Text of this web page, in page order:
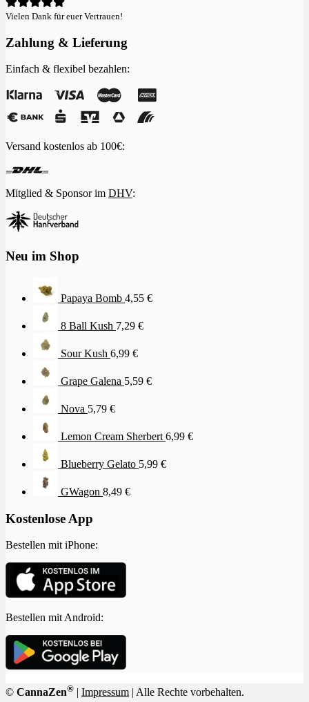
Vielen Dank für euer Vertrauen!
Zahlung & Lieferung
Einfach & flexibel bezahlen:
Versand kostenlos ab 100€:
Mitglied & Sponsor im DHV:
Neu im Shop
Papaya Bomb 4,55 €
8 Ball Kush 7,29 €
Sour Kush 6,99 €
Grape Galena 5,59 €
Nova 5,79 €
Lemon Cream Sherbert 6,99 €
Blueberry Gelato 5,99 €
GWagon 8,49 €
Kostenlose App
Bestellen mit iPhone:
Bestellen mit Android:
© CannaZen® | Impressum | Alle Rechte vorbehalten.